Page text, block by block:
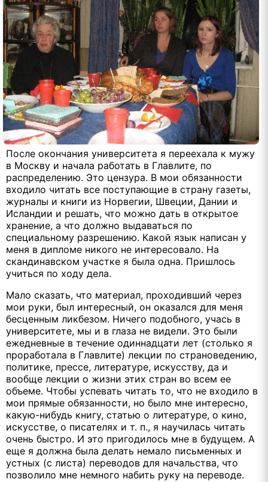
После окончания университета я переехала к мужу
в Москву и начала работать в Главлите, по
распределению. Это цензура. В мои обязанности
входило читать все поступающие в страну газеты,
журналы и книги из Норвегии, Швеции, Дании и
Исландии и решать, что можно дать в открытое
хранение, а что должно выдаваться по
специальному разрешению. Какой язык написан у
меня в дипломе никого не интересовало. На
скандинавском участке я была одна. Пришлось
учиться по ходу дела.
Мало сказать, что материал, проходивший через
мои руки, был интересный, он оказался для меня
бесценным ликбезом. Ничего подобного, учась в
университете, мы и в глаза не видели. Это были
ежедневные в течение одиннадцати лет (столько я
проработала в Главлите) лекции по страноведению,
политике, прессе, литературе, искусству, да и
вообще лекции о жизни этих стран во всем ее
объеме. Чтобы успевать читать то, что не входило в
мои прямые обязанности, но было мне интересно,
какую-нибудь книгу, статью о литературе, о кино,
искусстве, о писателях и т. п., я научилась читать
очень быстро. И это пригодилось мне в будущем. А
еще я должна была делать немало письменных и
устных (с листа) переводов для начальства, что
позволило мне немного набить руку на переводе.